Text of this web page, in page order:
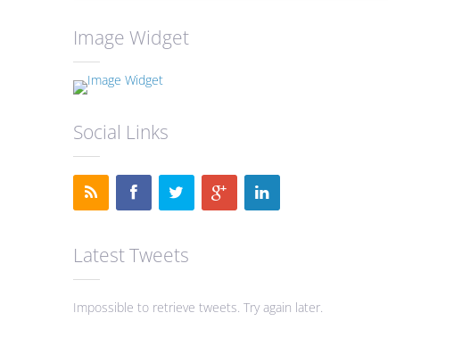
Image Widget
Social Links
Latest Tweets
Impossible to retrieve tweets. Try again later.